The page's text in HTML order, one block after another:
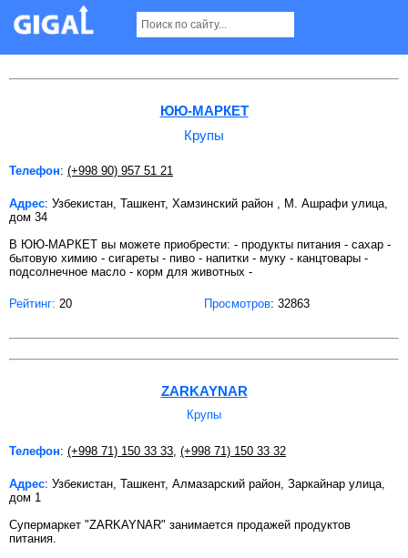
Крупы в Ташкенте
ЮЮ-МАРКЕТ
Крупы
Телефон: (+998 90) 957 51 21
Адрес: Узбекистан, Ташкент, Хамзинский район , М. Ашрафи улица,
дом 34
В ЮЮ-МАРКЕТ вы можете приобрести: - продукты питания - сахар -
бытовую химию - сигареты - пиво - напитки - муку - канцтовары -
подсолнечное масло - корм для животных -
Рейтинг: 20 Просмотров: 32863
ZARKAYNAR
Крупы
Телефон: (+998 71) 150 33 33, (+998 71) 150 33 32
Адрес: Узбекистан, Ташкент, Алмазарский район, Заркайнар улица,
дом 1
Супермаркет "ZARKAYNAR" занимается продажей продуктов
питания.